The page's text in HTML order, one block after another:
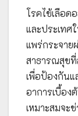
โรคไข้เลือด
และประเทศ
แพร่กระจา
สาธารณสุขที่
เพื่อป้องกันแ
อาการเบื้อง
เหมาะสมจะ